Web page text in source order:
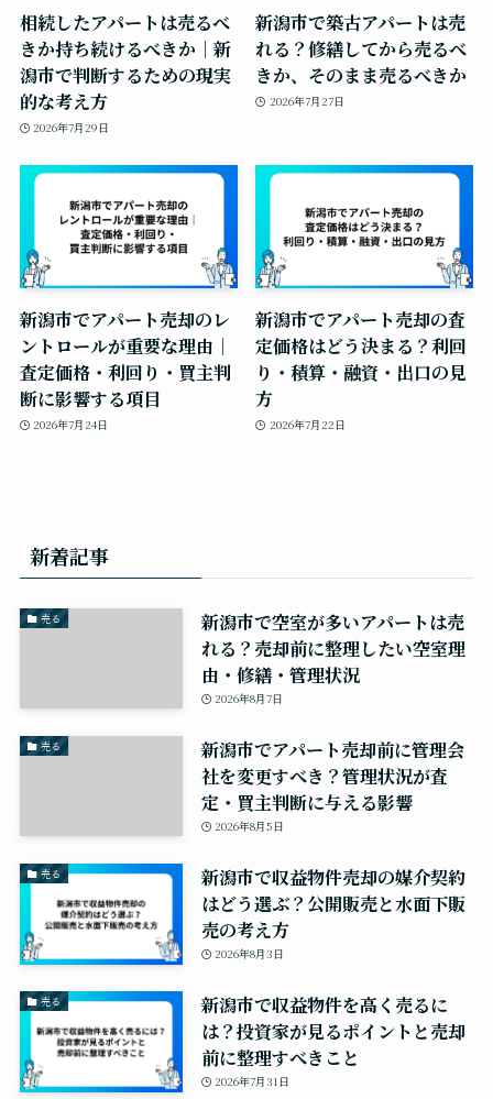
相続したアパートは売るべ
きか持ち続けるべきか｜新
潟市で判断するための現実
的な考え方
2026年7月29日
新潟市で築古アパートは売
れる？修繕してから売るべ
きか、そのまま売るべきか
2026年7月27日
新潟市でアパート売却のレ
ントロールが重要な理由｜
査定価格・利回り・買主判
断に影響する項目
2026年7月24日
新潟市でアパート売却の査
定価格はどう決まる？利回
り・積算・融資・出口の見
方
2026年7月22日
新着記事
売る
新潟市で空室が多いアパートは売
れる？売却前に整理したい空室理
由・修繕・管理状況
2026年8月7日
売る
新潟市でアパート売却前に管理会
社を変更すべき？管理状況が査
定・買主判断に与える影響
2026年8月5日
売る
新潟市で収益物件売却の媒介契約
はどう選ぶ？公開販売と水面下販
売の考え方
2026年8月3日
売る
新潟市で収益物件を高く売るに
は？投資家が見るポイントと売却
前に整理すべきこと
2026年7月31日